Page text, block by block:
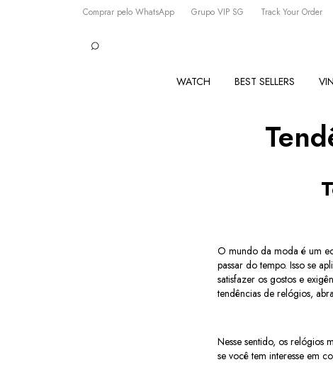
Comprar pelo WhatsApp Grupo VIP SG Track Your Order
WATCH BEST SELLERS
O mundo da moda é um
passar do tempo. Isso se
satisfazer os gostos e
tendências de relógios,
Nesse sentido, os relógios
se você tem interesse em